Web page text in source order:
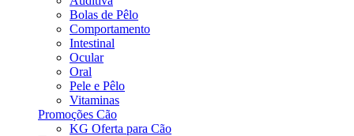
Bolas de Pêlo
Comportamento
Intestinal
Ocular
Oral
Pele e Pêlo
Vitaminas
Promoções Cão
KG Oferta para Cão